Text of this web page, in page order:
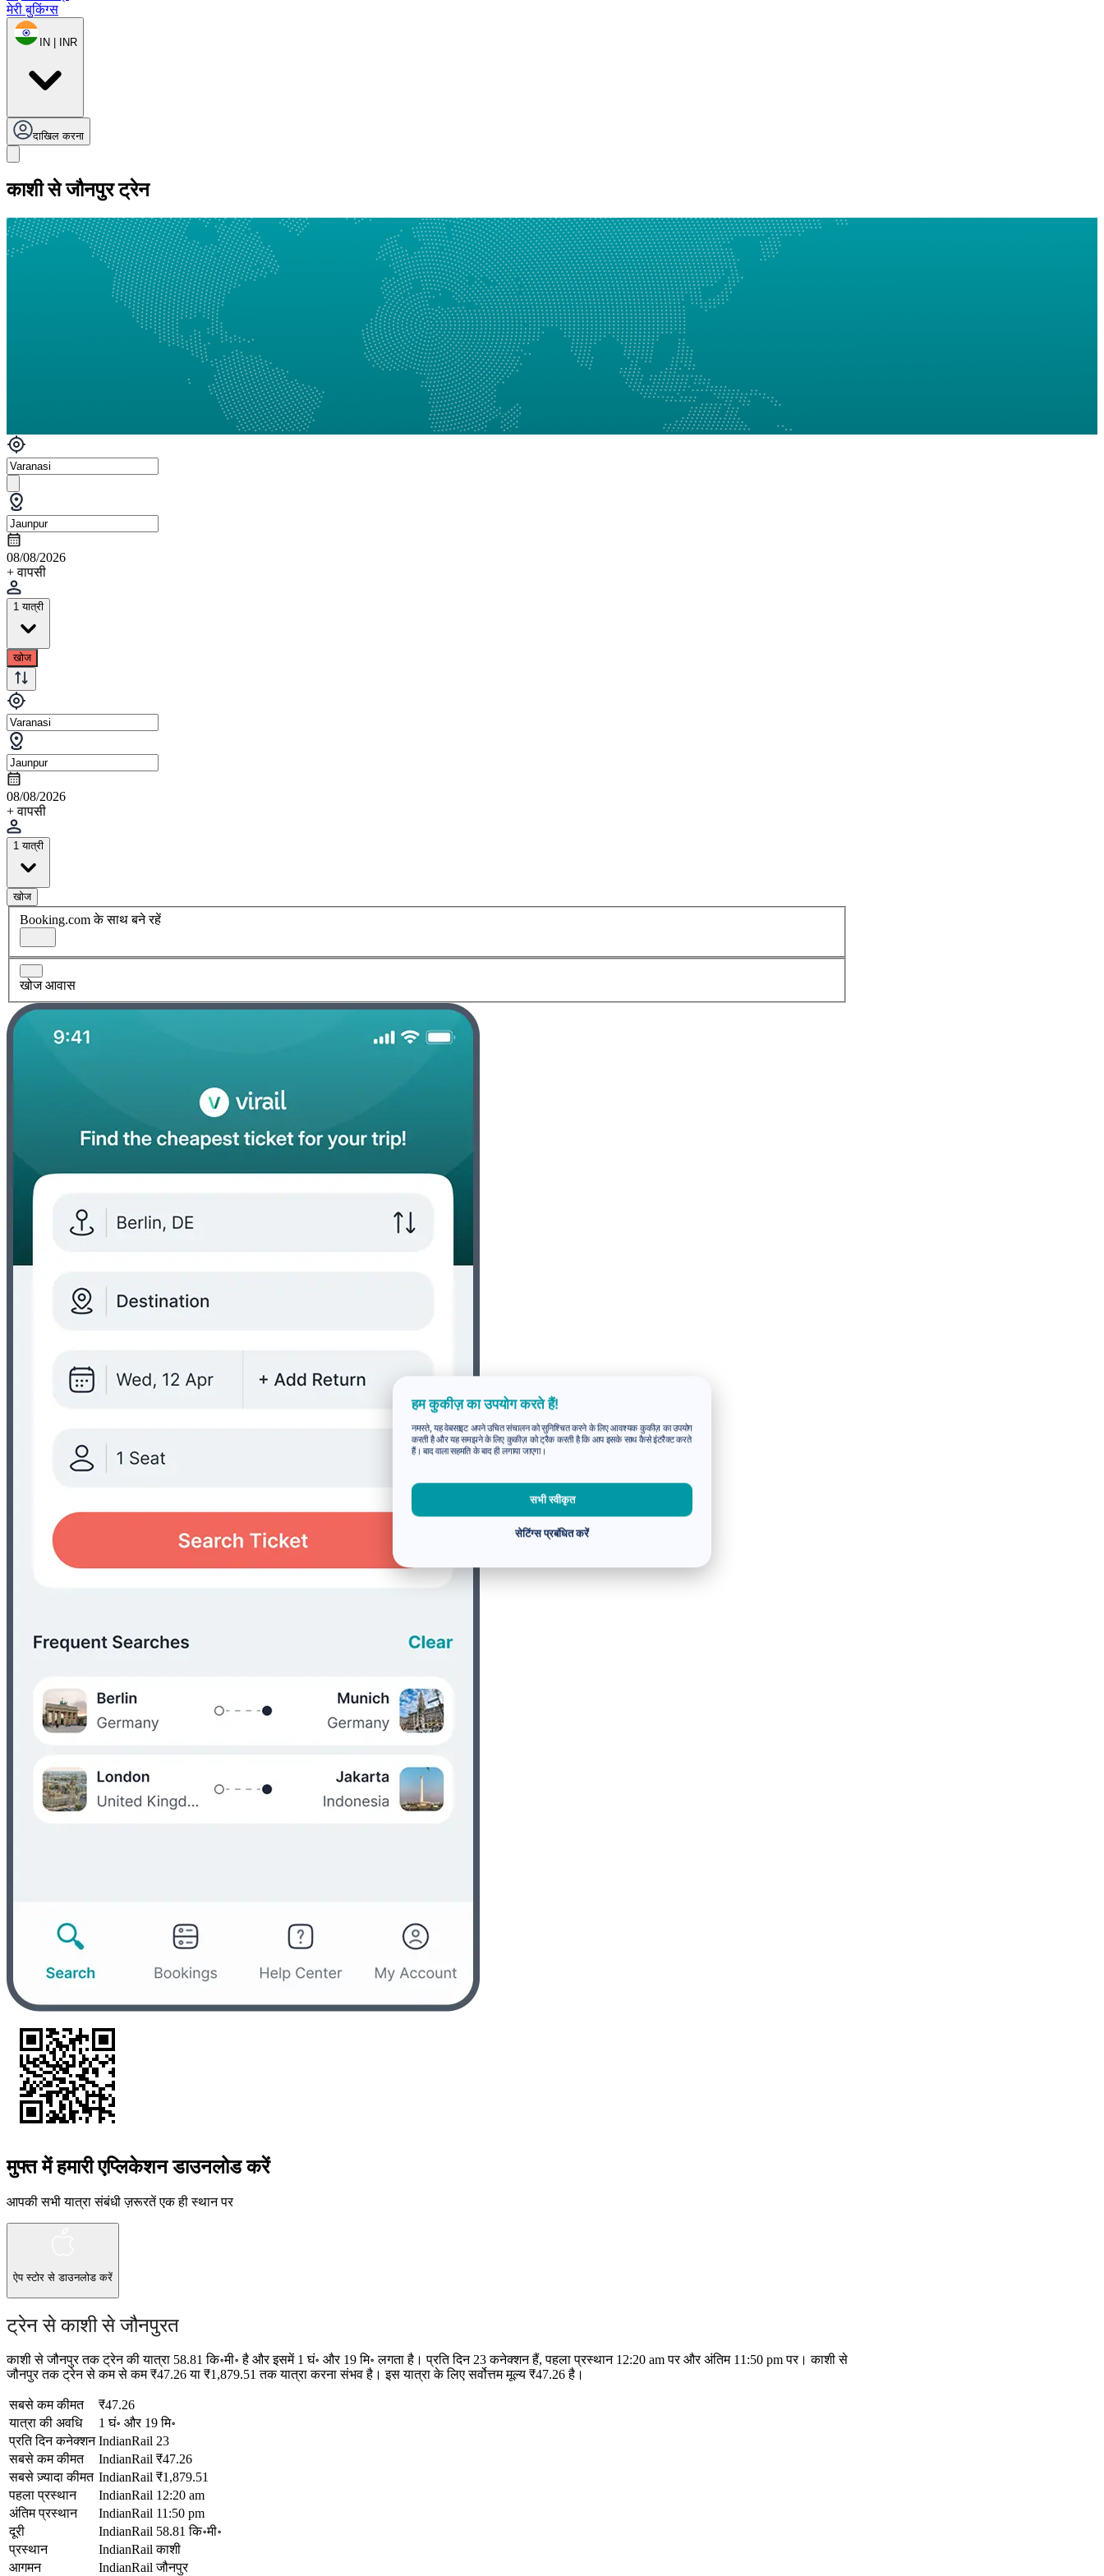
मेरी बुकिंग्स
IN | INR
दाखिल करना
काशी से जौनपुर ट्रेन
08/08/2026
+ वापसी
1 यात्री
खोज
08/08/2026
+ वापसी
1 यात्री
खोज
Booking.com के साथ बने रहें
खोज आवास
मुफ्त में हमारी एप्लिकेशन डाउनलोड करें
आपकी सभी यात्रा संबंधी ज़रूरतें एक ही स्थान पर
ऐप स्टोर से डाउनलोड करें
ट्रेन से काशी से जौनपुरत
काशी से जौनपुर तक ट्रेन की यात्रा 58.81 कि॰मी॰ है और इसमें 1 घं॰ और 19 मि॰ लगता है। प्रति दिन 23 कनेक्शन हैं, पहला प्रस्थान 12:20 am पर और अंतिम 11:50 pm पर। काशी से
जौनपुर तक ट्रेन से कम से कम ₹47.26 या ₹1,879.51 तक यात्रा करना संभव है। इस यात्रा के लिए सर्वोत्तम मूल्य ₹47.26 है।
सबसे कम कीमत
₹47.26
यात्रा की अवधि
1 घं॰ और 19 मि॰
प्रति दिन कनेक्शन IndianRail 23
सबसे कम कीमत
IndianRail ₹47.26
सबसे ज़्यादा कीमत IndianRail ₹1,879.51
पहला प्रस्थान
IndianRail 12:20 am
अंतिम प्रस्थान
IndianRail 11:50 pm
दूरी
IndianRail 58.81 कि॰मी॰
प्रस्थान
IndianRail काशी
आगमन
IndianRail जौनपुर
हम कुकीज़ का उपयोग करते हैं!
नमस्ते, यह वेबसाइट अपने उचित संचालन को सुनिश्चित करने के लिए आवश्यक कुकीज़ का उपयोग
करती है और यह समझने के लिए कुकीज़ को ट्रैक करती है कि आप इसके साथ कैसे इंटरैक्ट करते
हैं। बाद वाला सहमति के बाद ही लगाया जाएगा।
सभी स्वीकृत
सेटिंग्स प्रबंधित करें